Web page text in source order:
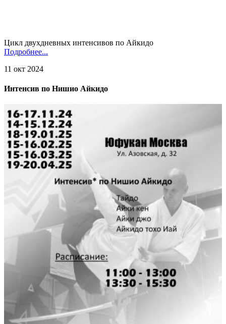
Цикл двухдневных интенсивов по Айкидо
Подробнее...
11 окт 2024
Интенсив по Нишио Айкидо